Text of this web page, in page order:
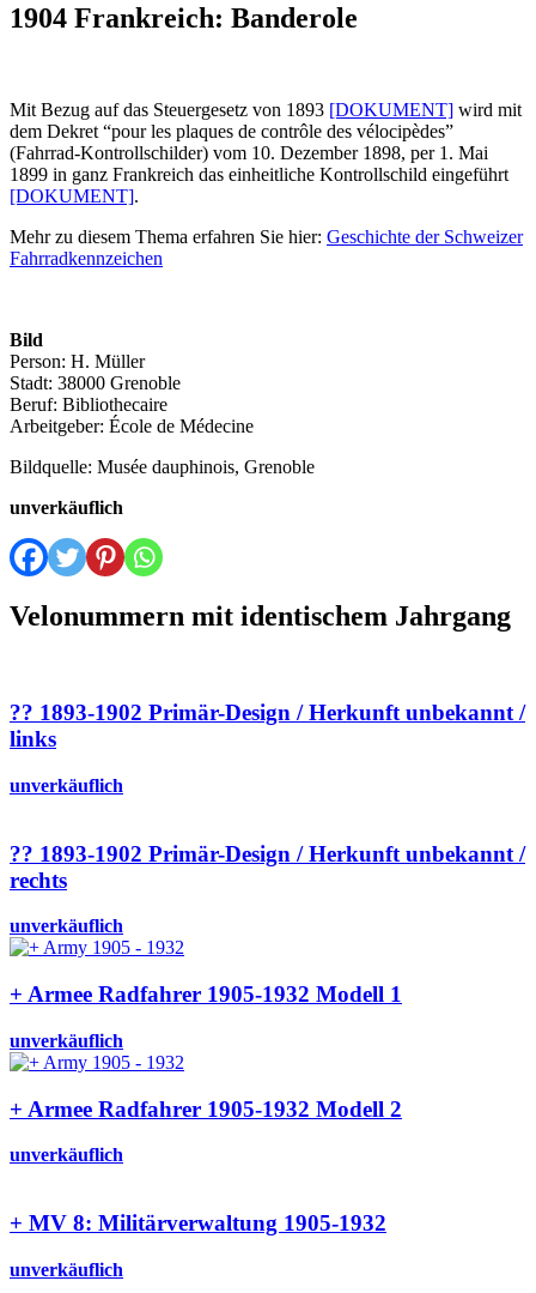
1904 Frankreich: Banderole
Mit Bezug auf das Steuergesetz von 1893 [DOKUMENT] wird mit
dem Dekret “pour les plaques de contrôle des vélocipèdes”
(Fahrrad-Kontrollschilder) vom 10. Dezember 1898, per 1. Mai
1899 in ganz Frankreich das einheitliche Kontrollschild eingeführt
[DOKUMENT].
Mehr zu diesem Thema erfahren Sie hier: Geschichte der Schweizer
Fahrradkennzeichen
Bild
Person: H. Müller
Stadt: 38000 Grenoble
Beruf: Bibliothecaire
Arbeitgeber: École de Médecine
Bildquelle: Musée dauphinois, Grenoble
unverkäuflich
Velonummern mit identischem Jahrgang
?? 1893-1902 Primär-Design / Herkunft unbekannt /
links
unverkäuflich
?? 1893-1902 Primär-Design / Herkunft unbekannt /
rechts
unverkäuflich
+ Armee Radfahrer 1905-1932 Modell 1
unverkäuflich
+ Armee Radfahrer 1905-1932 Modell 2
unverkäuflich
+ MV 8: Militärverwaltung 1905-1932
unverkäuflich